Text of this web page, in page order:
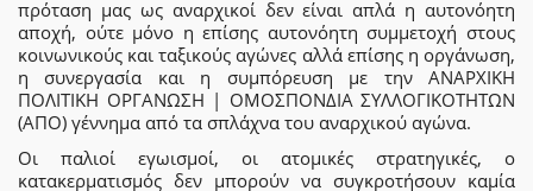
πρόταση μας ως αναρχικοί δεν είναι απλά η αυτονόητη
αποχή, ούτε μόνο η επίσης αυτονόητη συμμετοχή στους
κοινωνικούς και ταξικούς αγώνες αλλά επίσης η οργάνωση,
η συνεργασία και η συμπόρευση με την ΑΝΑΡΧΙΚΗ
ΠΟΛΙΤΙΚΗ ΟΡΓΑΝΩΣΗ | ΟΜΟΣΠΟΝΔΙΑ ΣΥΛΛΟΓΙΚΟΤΗΤΩΝ
(ΑΠΟ) γέννημα από τα σπλάχνα του αναρχικού αγώνα.
Οι παλιοί εγωισμοί, οι ατομικές στρατηγικές, ο
κατακερματισμός δεν μπορούν να συγκροτήσουν καμία